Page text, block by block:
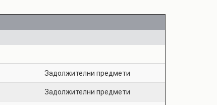
Задолжителни предмети
Задолжителни предмети